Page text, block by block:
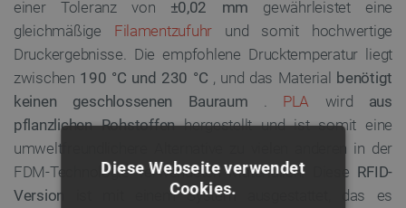
einer Toleranz von ±0,02 mm gewährleistet eine
gleichmäßige Filamentzufuhr und somit hochwertige
Druckergebnisse. Die empfohlene Drucktemperatur liegt
zwischen 190 °C und 230 °C , und das Material benötigt
keinen geschlossenen Bauraum
PLA wird aus
pflanzlichen Rohstoffenhergestellt und ist somit eine
umweltfreundlichere Alternative zu vielen anderen in der
FDM-Technologie verwendeten Materialien. Diese RFID-
Version
ist mit einem System ausgestattet, das es
Diese Webseite verwendet
Cookies.